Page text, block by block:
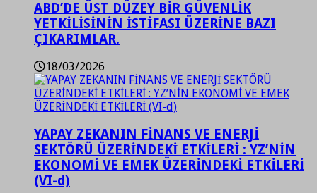
ABD’DE ÜST DÜZEY BİR GÜVENLİK
YETKİLİSİNİN İSTİFASI ÜZERİNE BAZI
ÇIKARIMLAR.
18/03/2026
YAPAY ZEKANIN FİNANS VE ENERJİ
SEKTÖRÜ ÜZERİNDEKİ ETKİLERİ : YZ’NİN
EKONOMİ VE EMEK ÜZERİNDEKİ ETKİLERİ
(VI-d)